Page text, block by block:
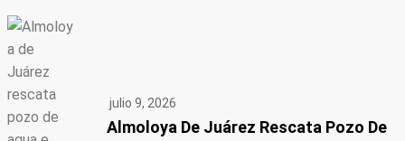
julio 9, 2026
Almoloya De Juárez Rescata Pozo De